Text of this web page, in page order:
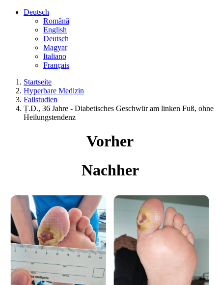
Deutsch
Română
English
Deutsch
Magyar
Italiano
Français
Startseite
Hyperbare Medizin
Fallstudien
Ț.D., 36 Jahre - Diabetisches Geschwür am linken Fuß, ohne
Heilungstendenz
Vorher
Nachher